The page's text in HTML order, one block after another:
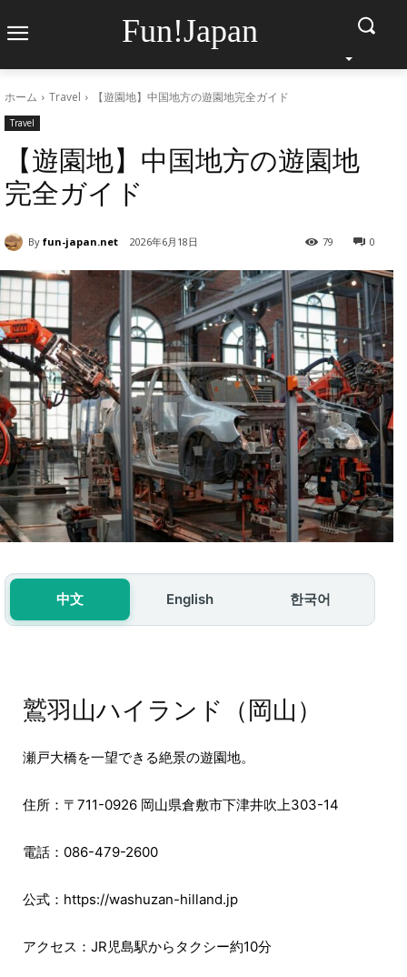
Fun!Japan
ホーム Travel 【遊園地】中国地方の遊園地完全ガイド
Travel
【遊園地】中国地方の遊園地
完全ガイド
By fun-japan.net 2026年6月18日 0
79
中文 English 한국어
鷲羽山ハイランド（岡山）
瀬戸大橋を一望できる絶景の遊園地。
住所：〒711-0926 岡山県倉敷市下津井吹上303-14
電話：086-479-2600
公式：https://washuzan-hilland.jp
アクセス：JR児島駅からタクシー約10分